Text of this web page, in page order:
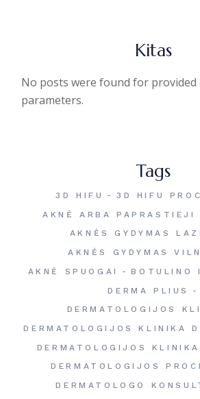
Kitas
No posts were found for provided
parameters.
Tags
3D HIFU
3D HIFU
AKNĖ ARBA PAPRASTIEJI
AKNĖS GYDYMAS
AKNĖS GYDYMAS
AKNĖ SPUOGAI
BOTULINO
DERMA PLIUS
DERMATOLOGIJOS
DERMATOLOGIJOS KLINIKA
DERMATOLOGIJOS
DERMATOLOGIJOS
DERMATOLOGO